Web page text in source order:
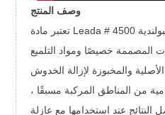
وصف المنتج
تعتبر مادة Leada # 4500 البولندية-Finishing جزءًا من
المصممة خصيصًا ومواد التلميع
والمخبوزة لإزالة الخدوش
من المناطق المركبة مسبقًا ،
عند استخدامها مع عازلة